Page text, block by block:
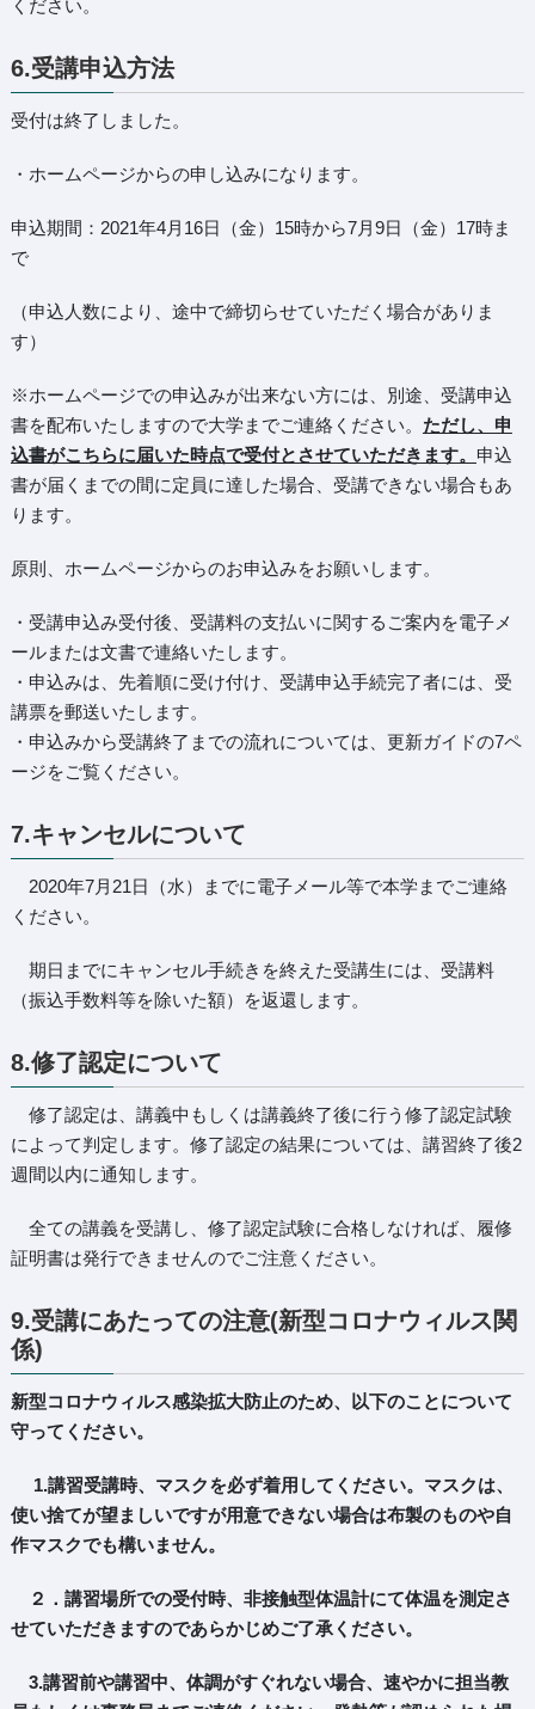
ください。
6.受講申込方法
受付は終了しました。
・ホームページからの申し込みになります。
申込期間：2021年4月16日（金）15時から7月9日（金）17時ま
で
（申込人数により、途中で締切らせていただく場合がありま
す）
※ホームページでの申込みが出来ない方には、別途、受講申込
書を配布いたしますので大学までご連絡ください。 ただし、申
込書がこちらに届いた時点で受付とさせていただきます。 申込
書が届くまでの間に定員に達した場合、受講できない場合もあ
ります。
原則、ホームページからのお申込みをお願いします。
・受講申込み受付後、受講料の支払いに関するご案内を電子メ
ールまたは文書で連絡いたします。
・申込みは、先着順に受け付け、受講申込手続完了者には、受
講票を郵送いたします。
・申込みから受講終了までの流れについては、更新ガイドの7ペ
ージをご覧ください。
7.キャンセルについて
2020年7月21日（水）までに電子メール等で本学までご連絡
ください。
期日までにキャンセル手続きを終えた受講生には、受講料
（振込手数料等を除いた額）を返還します。
8.修了認定について
修了認定は、講義中もしくは講義終了後に行う修了認定試験
によって判定します。修了認定の結果については、講習終了後2
週間以内に通知します。
全ての講義を受講し、修了認定試験に合格しなければ、履修
証明書は発行できませんのでご注意ください。
9.受講にあたっての注意(新型コロナウィルス関
係)
新型コロナウィルス感染拡大防止のため、以下のことについて
守ってください。
1.講習受講時、マスクを必ず着用してください。マスクは、
使い捨てが望ましいですが用意できない場合は布製のものや自
作マスクでも構いません。
２．講習場所での受付時、非接触型体温計にて体温を測定さ
せていただきますのであらかじめご了承ください。
3.講習前や講習中、体調がすぐれない場合、速やかに担当教